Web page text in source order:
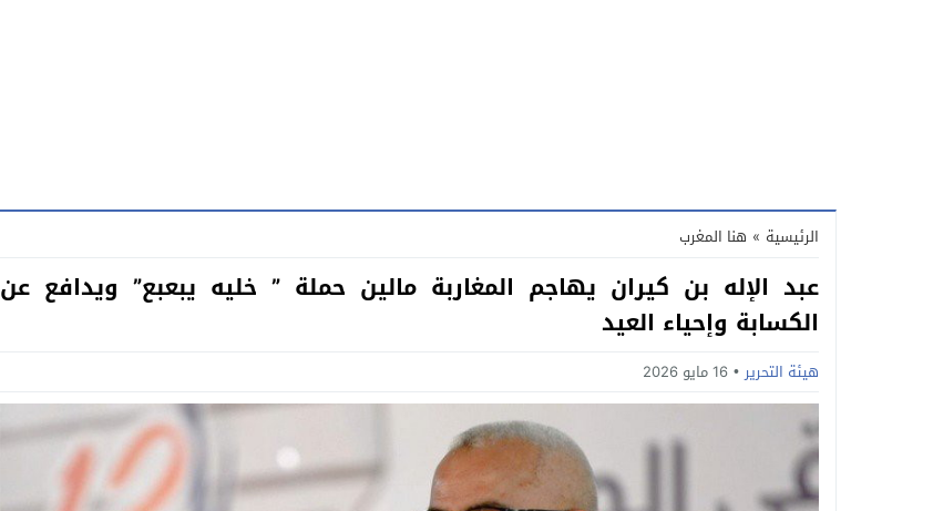
الرئيسية » هنا المغرب
عبد الإله بن كيران يهاجم المغاربة مالين حملة ” خليه يبعبع” ويدافع عن
الكسابة وإحياء العيد
هيئة التحرير 16 مايو 2026